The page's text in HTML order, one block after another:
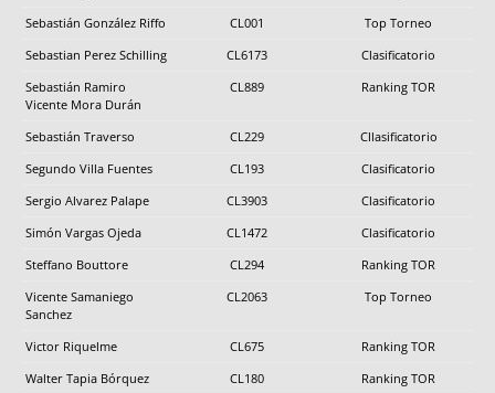
Sebastián González Riffo
CL001
Top Torneo
Sebastian Perez Schilling
CL6173
Clasificatorio
Sebastián Ramiro
Vicente Mora Durán
CL889 Ranking TOR
Sebastián Traverso CL229
Cllasificatorio
Segundo Villa Fuentes
CL193
Clasificatorio
Sergio Alvarez Palape
CL3903
Clasificatorio
Simón Vargas Ojeda
CL1472
Clasificatorio
Steffano Bouttore
CL294
Ranking TOR
Vicente Samaniego
Sanchez
CL2063 Top Torneo
Victor Riquelme CL675
Ranking TOR
Walter Tapia Bórquez
CL180
Ranking TOR